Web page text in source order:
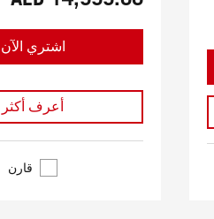
اشتري الآن
أعرف أكثر
قارن